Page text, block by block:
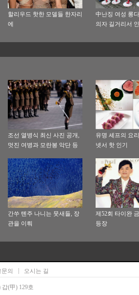
할리우드 핫한 모델들 한자리
에
中난징 여성 롱
의자 길거리서
조선 열병식 최신 사진 공개,
멋진 여병과 모란봉 악단 등
유명 셰프의 요
넷서 핫 인기
간쑤 톈주 나니는 뭇새들, 장
관을 이뤄
제52회 타이완
등장
문의 | 오시는 길
(甲) 129호